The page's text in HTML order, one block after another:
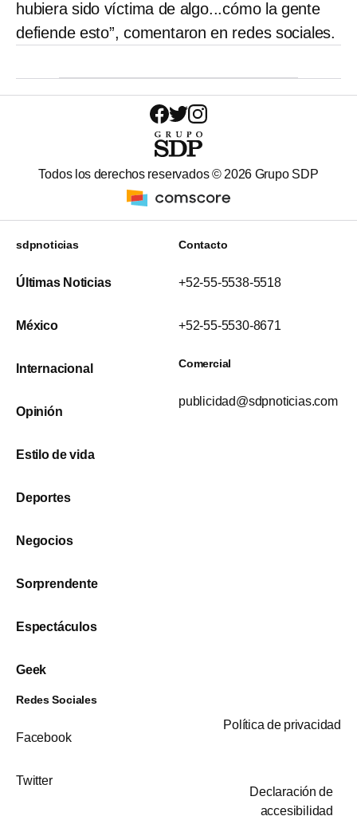
hubiera sido víctima de algo...cómo la gente
defiende esto”, comentaron en redes sociales.
Todos los derechos reservados © 2026 Grupo SDP
sdpnoticias
Últimas Noticias
México
Internacional
Opinión
Estilo de vida
Deportes
Negocios
Sorprendente
Espectáculos
Geek
Contacto
+52-55-5538-5518
+52-55-5530-8671
Comercial
publicidad@sdpnoticias.com
Redes Sociales
Facebook
Twitter
Política de privacidad
Declaración de
accesibilidad